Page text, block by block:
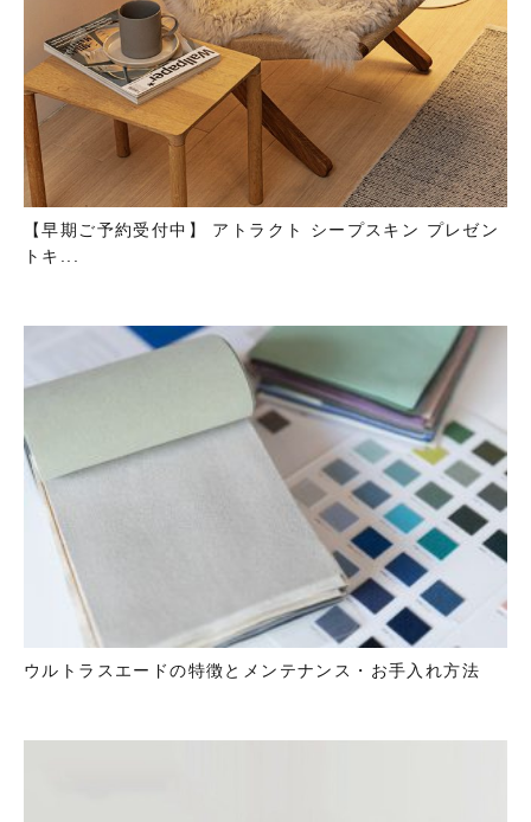
【早期ご予約受付中】 アトラクト シープスキン プレゼン
トキ...
ウルトラスエードの特徴とメンテナンス・お手入れ方法